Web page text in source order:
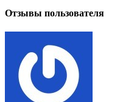
Отзывы пользователя